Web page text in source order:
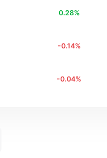
0.28%
-0.14%
-0.04%